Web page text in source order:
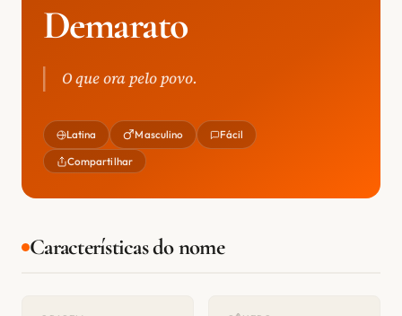
Demarato
O que ora pelo povo.
Latina Masculino Fácil
Compartilhar
Características do nome